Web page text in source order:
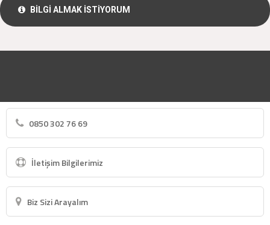
BİLGİ ALMAK İSTİYORUM
0850 302 76 69
İletişim Bilgilerimiz
Biz Sizi Arayalım